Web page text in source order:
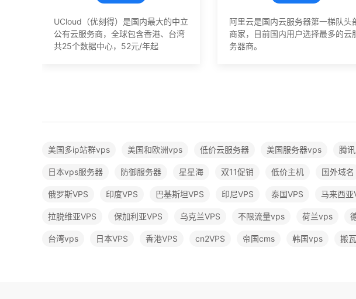
UCloud（优刻得）是国内最大的中立
公有云服务商，全球包含香港、台湾
共25个数据中心，52元/年起
阿里云是国内云服务器第一梯队头
商家，目前国内用户选择最多的云
务器商。
美国多ip站群vps 美国和欧洲vps 低价云服务器 美国服务器vps 腾
日本vps服务器 防御服务器 星星海 双11促销 低价主机 国外域名
俄罗斯VPS 印度VPS 巴基斯坦VPS 印尼VPS 泰国VPS 马来西亚
拉脱维亚VPS 保加利亚VPS 乌克兰VPS 不限流量vps 荷兰vps
台湾vps 日本VPS 香港VPS cn2VPS 帝国cms 韩国vps 搬